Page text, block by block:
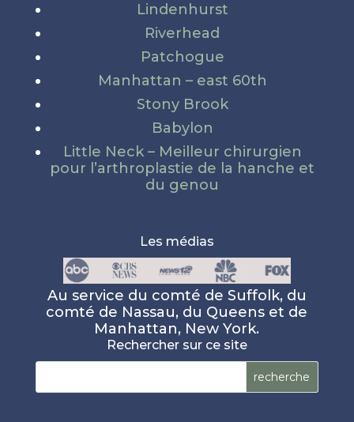
Lindenhurst
Riverhead
Patchogue
Manhattan – east 60th
Stony Brook
Babylon
Little Neck – Meilleur chirurgien
pour l’arthroplastie de la hanche et
du genou
Les médias
Au service du comté de Suffolk, du
comté de Nassau, du Queens et de
Manhattan, New York.
Rechercher sur ce site
Rechercher :